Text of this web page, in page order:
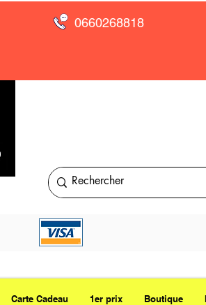
0660268818
Carte Cadeau 1er prix Boutique